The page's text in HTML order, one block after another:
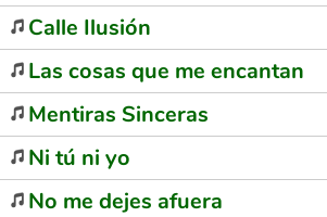
Calle Ilusión
Las cosas que me encantan
Mentiras Sinceras
Ni tú ni yo
No me dejes afuera